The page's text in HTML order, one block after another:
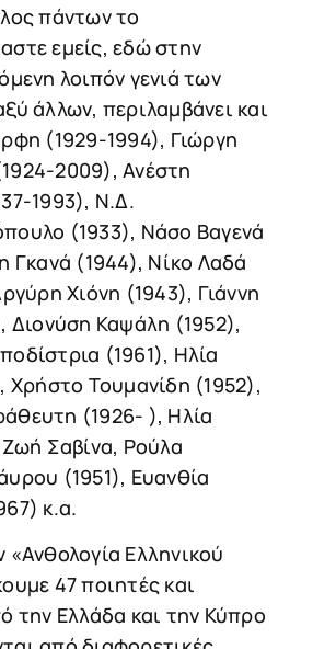
πάντων το
εμείς, εδώ στην
λοιπόν γενιά των
άλλων, περιλαμβάνει και
(1929-1994), Γιώργη
2009), Ανέστη
1993), Ν.Δ.
(1933), Νάσο Βαγενά
Γκανά (1944), Νίκο Λαδά
Χιόνη (1943), Γιάννη
Διονύση Καψάλη (1952),
(1961), Ηλία
Χρήστο Τουμανίδη (1952),
(1926- ), Ηλία
Σαβίνα, Ρούλα
(1951), Ευανθία
κ.α.
«Ανθολογία Ελληνικού
47 ποιητές και
την Ελλάδα και την Κύπρο